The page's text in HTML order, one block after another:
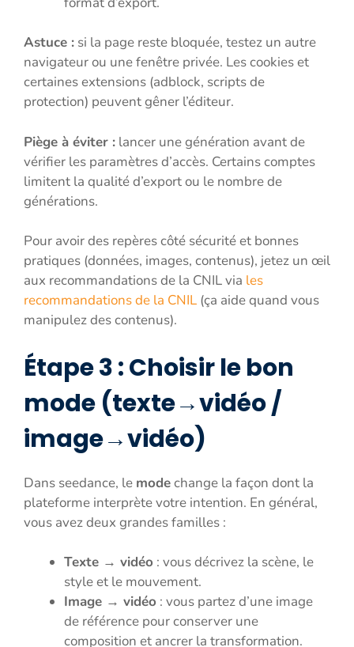
Astuce : si la page reste bloquée, testez un autre
navigateur ou une fenêtre privée. Les cookies et
certaines extensions (adblock, scripts de
protection) peuvent gêner l’éditeur.
Piège à éviter : lancer une génération avant de
vérifier les paramètres d’accès. Certains comptes
limitent la qualité d’export ou le nombre de
générations.
Pour avoir des repères côté sécurité et bonnes
pratiques (données, images, contenus), jetez un œil
aux recommandations de la CNIL via les
recommandations de la CNIL (ça aide quand vous
manipulez des contenus).
Étape 3 : Choisir le bon
mode (texte→vidéo /
image→vidéo)
Dans seedance, le modechange la façon dont la
plateforme interprète votre intention. En général,
vous avez deux grandes familles :
Texte → vidéo : vous décrivez la scène, le
style et le mouvement.
Image → vidéo : vous partez d’une image
de référence pour conserver une
composition et ancrer la transformation.